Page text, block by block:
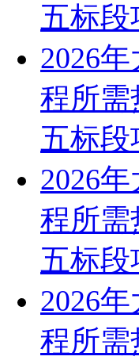
五标段
2026
程所需
五标
2026
程所需
五标
2026
程所需